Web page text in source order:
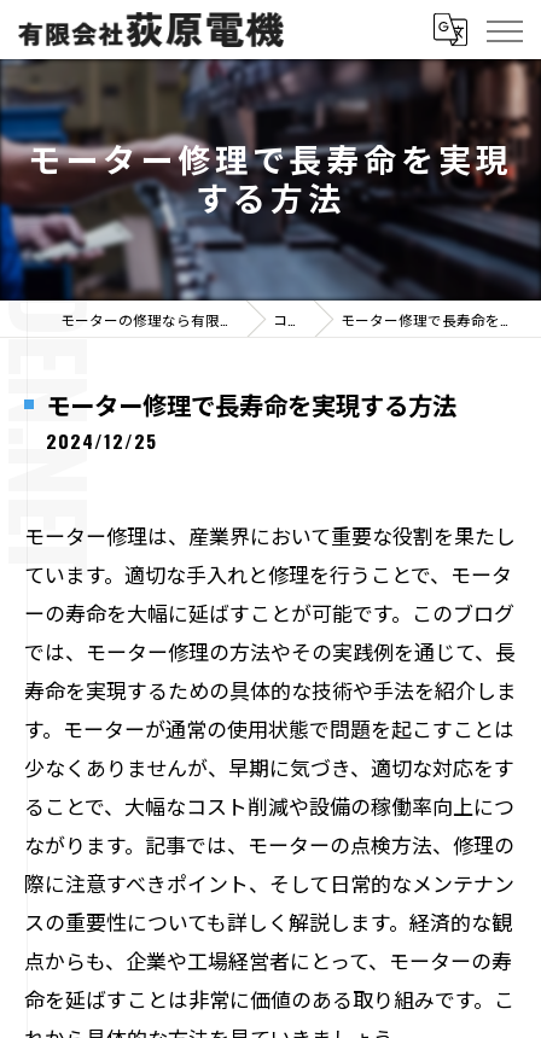
モーター修理で長寿命を実現
する方法
コラム モーター修理で長寿命を実現する方法
モーター修理で長寿命を実現する方法
2024/12/25
モーター修理は、産業界において重要な役割を果たし
ています。適切な手入れと修理を行うことで、モータ
ーの寿命を大幅に延ばすことが可能です。このブログ
では、モーター修理の方法やその実践例を通じて、長
寿命を実現するための具体的な技術や手法を紹介しま
す。モーターが通常の使用状態で問題を起こすことは
少なくありませんが、早期に気づき、適切な対応をす
ることで、大幅なコスト削減や設備の稼働率向上につ
ながります。記事では、モーターの点検方法、修理の
際に注意すべきポイント、そして日常的なメンテナン
スの重要性についても詳しく解説します。経済的な観
点からも、企業や工場経営者にとって、モーターの寿
命を延ばすことは非常に価値のある取り組みです。こ